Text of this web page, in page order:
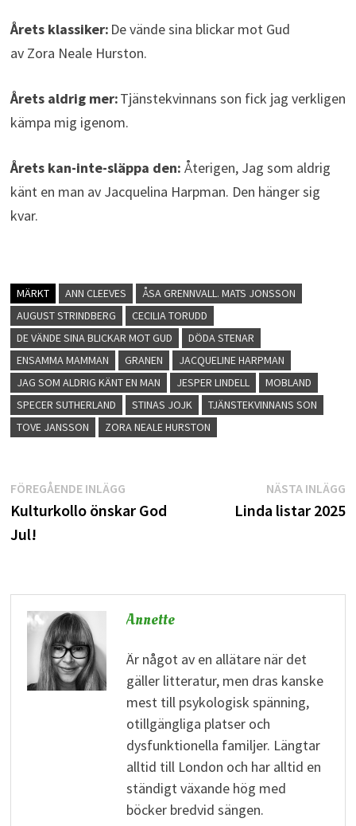
Årets klassiker: De vände sina blickar mot Gud
av Zora Neale Hurston.
Årets aldrig mer:Tjänstekvinnans son fick jag verkligen
kämpa mig igenom.
Årets kan-inte-släppa den: Återigen, Jag som aldrig
känt en man av Jacquelina Harpman. Den hänger sig
kvar.
MÄRKT ANN CLEEVES
ÅSA GRENNVALL. MATS JONSSON
AUGUST STRINDBERG
CECILIA TORUDD
DE VÄNDE SINA BLICKAR MOT GUD
DÖDA STENAR
ENSAMMA MAMMAN
GRANEN
JACQUELINE HARPMAN
JAG SOM ALDRIG KÄNT EN MAN
JESPER LINDELL
MOBLAND
SPECER SUTHERLAND
STINAS JOJK
TJÄNSTEKVINNANS SON
TOVE JANSSON
ZORA NEALE HURSTON
Inläggsnavigering
FÖREGÅENDE INLÄGGFöregående
inlägg:
Kulturkollo önskar God
Jul!
NÄSTA INLÄGG
Linda listar 2025
Annette
Är något av en allätare när det
gäller litteratur, men dras kanske
mest till psykologisk spänning,
otillgängliga platser och
dysfunktionella familjer. Längtar
alltid till London och har alltid en
ständigt växande hög med
böcker bredvid sängen.